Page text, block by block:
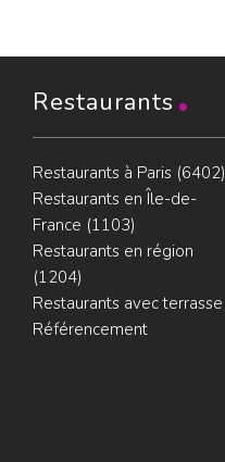
Restaurants
Restaurants à Paris (6402)
Restaurants en Île-de-
France (1103)
Restaurants en région
(1204)
Restaurants avec terrasse
Référencement